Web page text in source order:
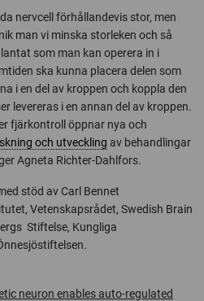
nervcell förhållandevis stor, men
man vi minska storleken och så
som man kan operera in i
ska kunna placera delen som
i en del av kroppen och koppla den
levereras i en annan del av kroppen.
fjärkontroll öppnar nya och
och utveckling av behandlingar
Agneta Richter-Dahlfors.
stöd av Carl Bennet
Vetenskapsrådet, Swedish Brain
Stiftelse, Kungliga
neuron enables auto-regulated